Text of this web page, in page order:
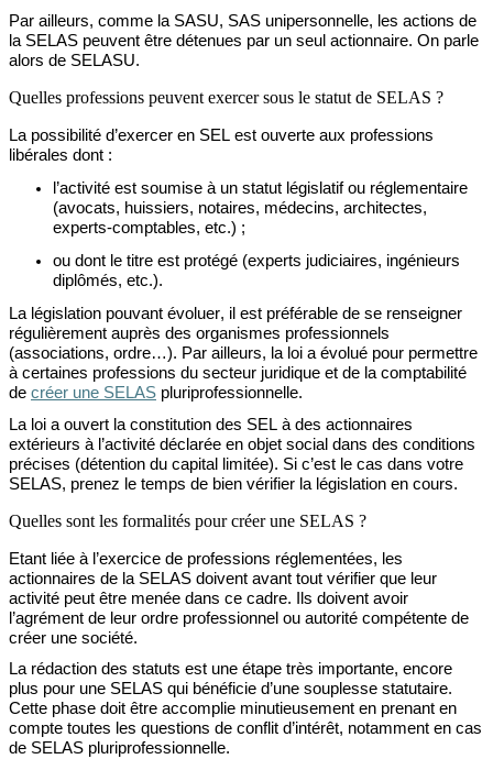
Par ailleurs, comme la SASU, SAS unipersonnelle, les actions de
la SELAS peuvent être détenues par un seul actionnaire. On parle
alors de SELASU.
Quelles professions peuvent exercer sous le statut de SELAS ?
La possibilité d’exercer en SEL est ouverte aux professions
libérales dont :
l’activité est soumise à un statut législatif ou réglementaire
(avocats, huissiers, notaires, médecins, architectes,
experts-comptables, etc.) ;
ou dont le titre est protégé (experts judiciaires, ingénieurs
diplômés, etc.).
La législation pouvant évoluer, il est préférable de se renseigner
régulièrement auprès des organismes professionnels
(associations, ordre…). Par ailleurs, la loi a évolué pour permettre
à certaines professions du secteur juridique et de la comptabilité
de créer une SELAS pluriprofessionnelle.
La loi a ouvert la constitution des SEL à des actionnaires
extérieurs à l’activité déclarée en objet social dans des conditions
précises (détention du capital limitée). Si c’est le cas dans votre
SELAS, prenez le temps de bien vérifier la législation en cours.
Quelles sont les formalités pour créer une SELAS ?
Etant liée à l’exercice de professions réglementées, les
actionnaires de la SELAS doivent avant tout vérifier que leur
activité peut être menée dans ce cadre. Ils doivent avoir
l’agrément de leur ordre professionnel ou autorité compétente de
créer une société.
La rédaction des statuts est une étape très importante, encore
plus pour une SELAS qui bénéficie d’une souplesse statutaire.
Cette phase doit être accomplie minutieusement en prenant en
compte toutes les questions de conflit d’intérêt, notamment en cas
de SELAS pluriprofessionnelle.